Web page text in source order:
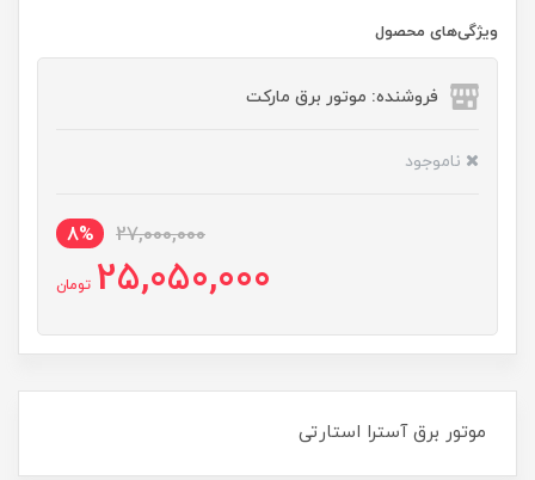
ویژگی‌های محصول
فروشنده: موتور برق مارکت
ناموجود
27,000,000
8%
25,050,000 تومان
موتور برق آسترا استارتی